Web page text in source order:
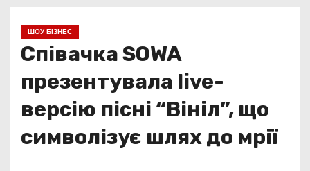
ШОУ БІЗНЕС
Співачка SOWA
презентувала live-
версію пісні “Вініл”, що
символізує шлях до мрії